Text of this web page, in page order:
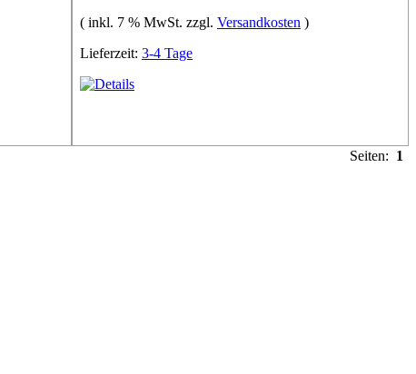
( inkl. 7 % MwSt. zzgl. Versandkosten )
Lieferzeit: 3-4 Tage
Seiten: 1